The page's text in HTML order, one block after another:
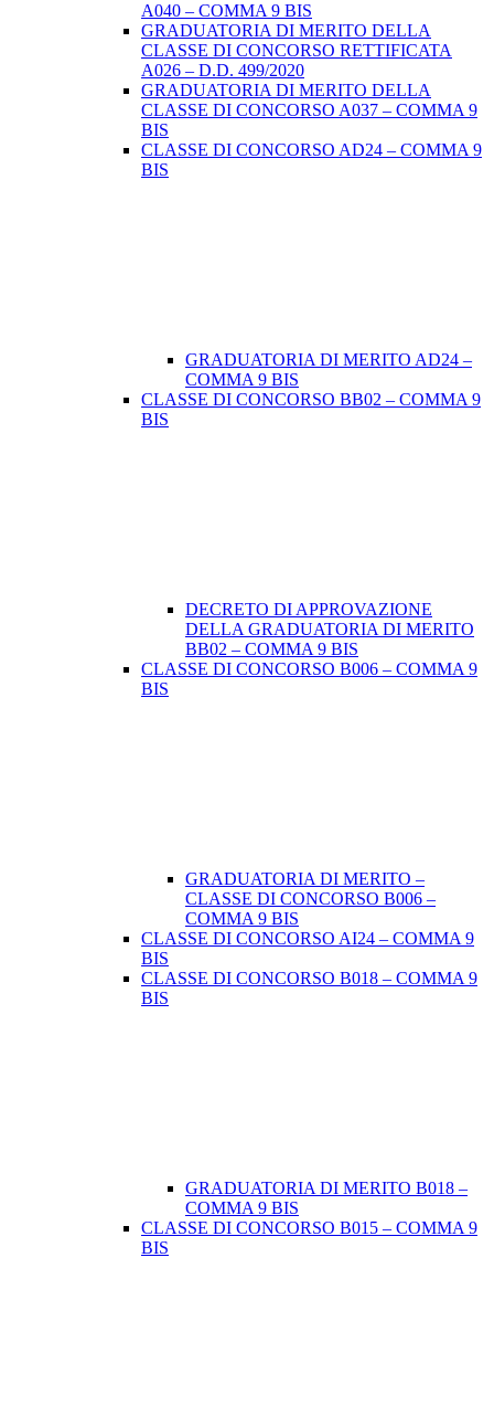
A040 – COMMA 9 BIS
GRADUATORIA DI MERITO DELLA
CLASSE DI CONCORSO RETTIFICATA
A026 – D.D. 499/2020
GRADUATORIA DI MERITO DELLA
CLASSE DI CONCORSO A037 – COMMA 9
BIS
CLASSE DI CONCORSO AD24 – COMMA 9
BIS
GRADUATORIA DI MERITO AD24 –
COMMA 9 BIS
CLASSE DI CONCORSO BB02 – COMMA 9
BIS
DECRETO DI APPROVAZIONE
DELLA GRADUATORIA DI MERITO
BB02 – COMMA 9 BIS
CLASSE DI CONCORSO B006 – COMMA 9
BIS
GRADUATORIA DI MERITO –
CLASSE DI CONCORSO B006 –
COMMA 9 BIS
CLASSE DI CONCORSO AI24 – COMMA 9
BIS
CLASSE DI CONCORSO B018 – COMMA 9
BIS
GRADUATORIA DI MERITO B018 –
COMMA 9 BIS
CLASSE DI CONCORSO B015 – COMMA 9
BIS